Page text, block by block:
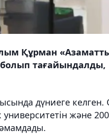
Құрман
тағайындалды,
дүниеге келген.
және